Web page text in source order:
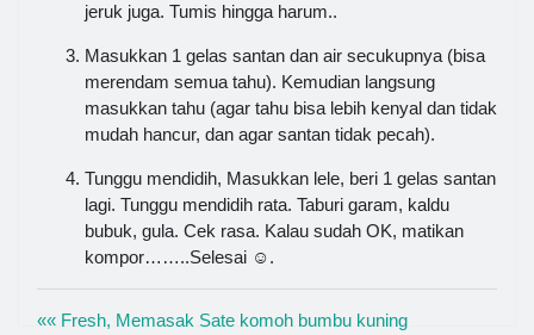
jeruk juga. Tumis hingga harum..
Masukkan 1 gelas santan dan air secukupnya (bisa
merendam semua tahu). Kemudian langsung
masukkan tahu (agar tahu bisa lebih kenyal dan tidak
mudah hancur, dan agar santan tidak pecah).
Tunggu mendidih, Masukkan lele, beri 1 gelas santan
lagi. Tunggu mendidih rata. Taburi garam, kaldu
bubuk, gula. Cek rasa. Kalau sudah OK, matikan
kompor……..Selesai ☺.
«« Fresh, Memasak Sate komoh bumbu kuning